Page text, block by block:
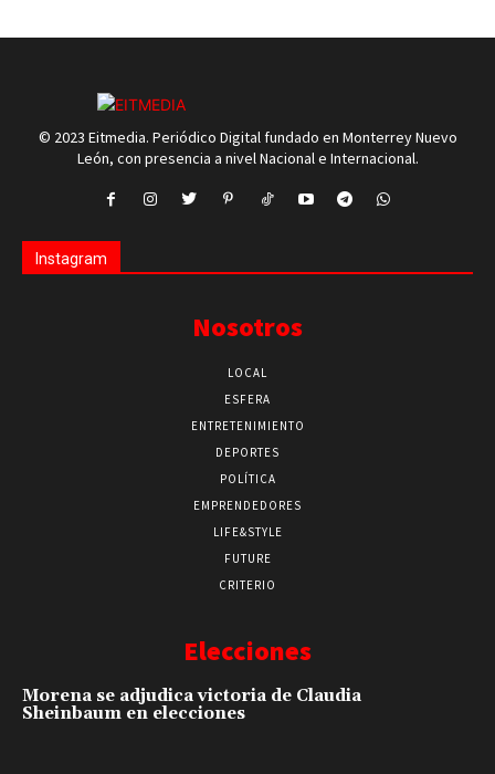
© 2023 Eitmedia. Periódico Digital fundado en Monterrey Nuevo
León, con presencia a nivel Nacional e Internacional.
Instagram
Nosotros
LOCAL
ESFERA
ENTRETENIMIENTO
DEPORTES
POLÍTICA
EMPRENDEDORES
LIFE&STYLE
FUTURE
CRITERIO
Elecciones
Morena se adjudica victoria de Claudia
Sheinbaum en elecciones